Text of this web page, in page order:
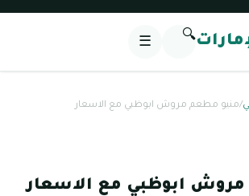
🔍
☰
/منيو مطعم مروش ابوظبي مع الاسعار
ابوظبي مع الاسعار